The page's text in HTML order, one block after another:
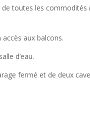
toutes les
aux balcons.
d’eau.
fermé et de deux